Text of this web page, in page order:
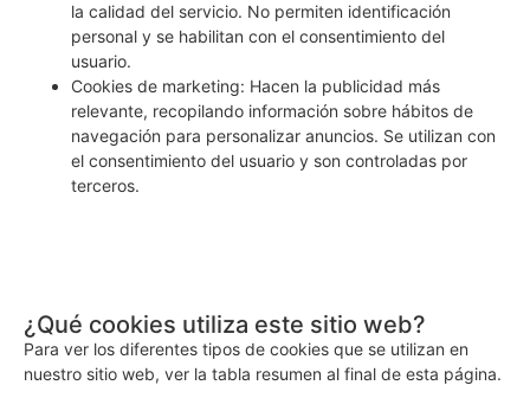
la calidad del servicio. No permiten identificación
personal y se habilitan con el consentimiento del
usuario.
Cookies de marketing: Hacen la publicidad más
relevante, recopilando información sobre hábitos de
navegación para personalizar anuncios. Se utilizan con
el consentimiento del usuario y son controladas por
terceros.
¿Qué cookies utiliza este sitio web?
Para ver los diferentes tipos de cookies que se utilizan en
nuestro sitio web, ver la tabla resumen al final de esta página.